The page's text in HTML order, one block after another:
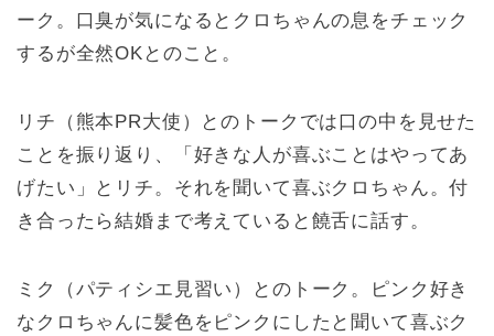
ーク。口臭が気になるとクロちゃんの息をチェック
するが全然OKとのこと。
リチ（熊本PR大使）とのトークでは口の中を見せた
ことを振り返り、「好きな人が喜ぶことはやってあ
げたい」とリチ。それを聞いて喜ぶクロちゃん。付
き合ったら結婚まで考えていると饒舌に話す。
ミク（パティシエ見習い）とのトーク。ピンク好き
なクロちゃんに髪色をピンクにしたと聞いて喜ぶク